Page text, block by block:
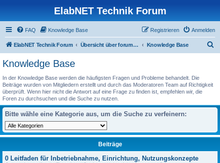
ElabNET Technik Forum
FAQ Knowledge Base Anmelden
Registrieren
ElabNET Technik Forum Übersicht über forum.timberwolf.io Knowledge Base
Knowledge Base
In der Knowledge Base werden die häufigsten Fragen und Probleme behandelt. Die
Beiträge wurden von Mitgliedern erstellt und durch das Moderatoren Team auf Richtigkeit
überprüft. Wenn hier nicht die Antwort auf eine Frage zu finden ist, empfehlen wir, die
Foren zu durchsuchen und die Suche zu nutzen.
Bitte wähle eine Kategorie aus, um die Suche zu verfeinern:
Beiträge
0 Leitfaden für Inbetriebnahme, Einrichtung, Nutzungskonzepte